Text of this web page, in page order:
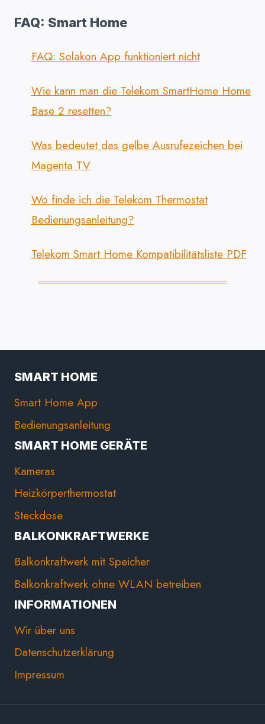
FAQ: Smart Home
FAQ: Solakon App funktioniert nicht
Wie kann man die Telekom SmartHome Home
Base 2 resetten?
Was bedeutet das gelbe Ausrufezeichen bei
Magenta TV
Wo finde ich die Telekom Thermostat
Bedienungsanleitung?
Telekom Smart Home Kompatibilitätsliste PDF
SMART HOME
Smart Home App
Bedienungsanleitung
SMART HOME GERÄTE
Kameras
Heizkörperthermostat
Steckdose
BALKONKRAFTWERKE
Balkonkraftwerk mit Speicher
Balkonkraftwerk ohne WLAN betreiben
INFORMATIONEN
Wir über uns
Datenschutzerklärung
Impressum